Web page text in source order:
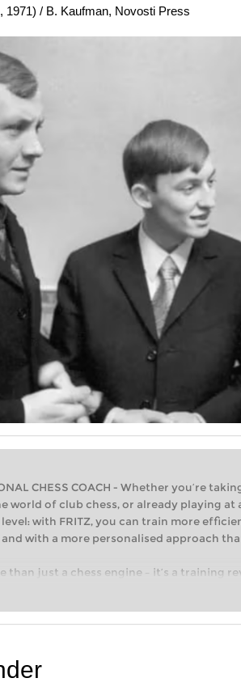
1971) / B. Kaufman, Novosti Press
CHESS COACH - Whether you’re
world of club chess, or already playing at
with FRITZ, you can train more
with a more personalised approach
than just a chess engine – it’s a training
taking your first steps into the world of
intelligently and with a more